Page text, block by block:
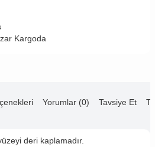
Kargoda
Yorumlar (0) Tavsiye Et
deri kaplamadır.